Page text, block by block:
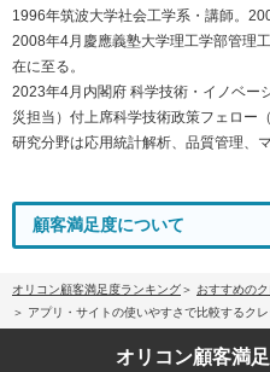
1996年筑波大学社会工学系・講師。
2008年4月慶應義塾大学理工学部管理
在に至る。
2023年4月内閣府 科学技術・イノベー
災担当）付上席科学技術政策フェロー（
研究分野は応用統計解析、品質管理、
顧客満足度について
オリコン顧客満足度ランキング おすすめの
アプリ・サイトの使いやすさで比較するク
オリコン顧客満